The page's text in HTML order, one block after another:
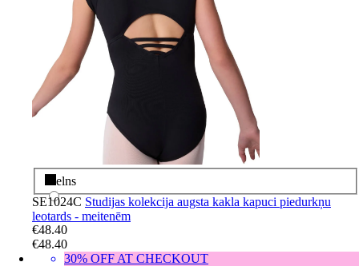
Melns
SE1024C Studijas kolekcija augsta kakla kapuci piedurkņu
leotards - meitenēm
€48.40
€48.40
30% OFF AT CHECKOUT